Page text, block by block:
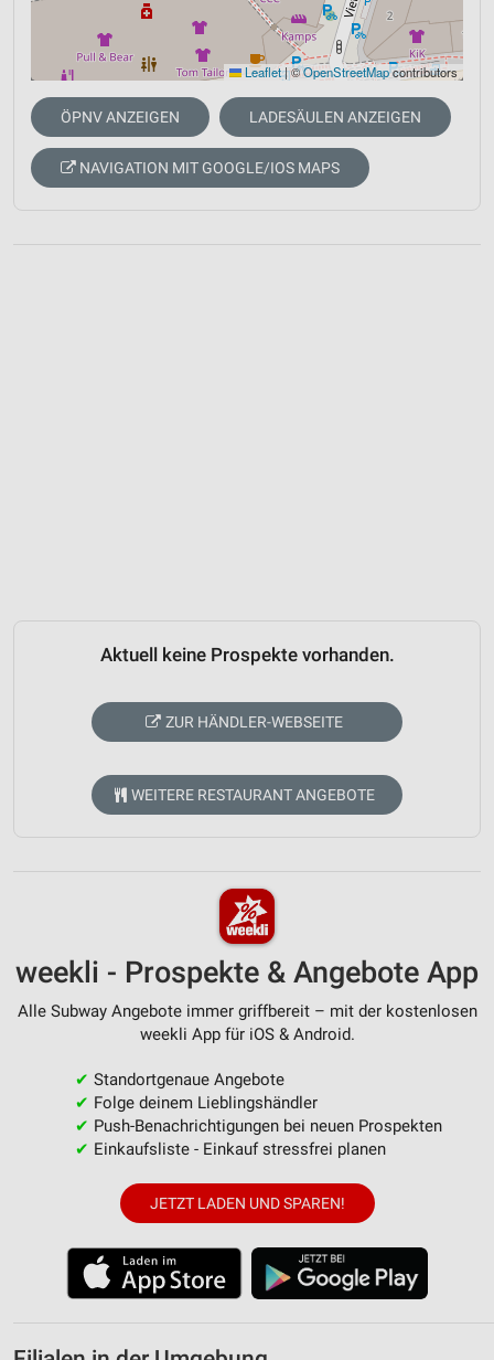
Leaflet|©OpenStreetMapcontributors
ÖPNV ANZEIGEN LADESÄULEN ANZEIGEN
NAVIGATION MIT GOOGLE/IOS MAPS
Aktuell keine Prospekte vorhanden.
ZUR HÄNDLER-WEBSEITE
WEITERE RESTAURANT ANGEBOTE
weekli - Prospekte & Angebote App
Alle Subway Angebote immer griffbereit – mit der kostenlosen
weekli App für iOS & Android.
✔ Standortgenaue Angebote
✔ Folge deinem Lieblingshändler
✔ Push-Benachrichtigungen bei neuen Prospekten
✔ Einkaufsliste - Einkauf stressfrei planen
JETZT LADEN UND SPAREN!